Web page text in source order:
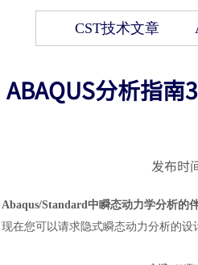
CST技术文章
ABAQUS分析指
发布时
Abaqus/Standard中瞬态动力学分析的
现在您可以请求隐式瞬态动力分析的